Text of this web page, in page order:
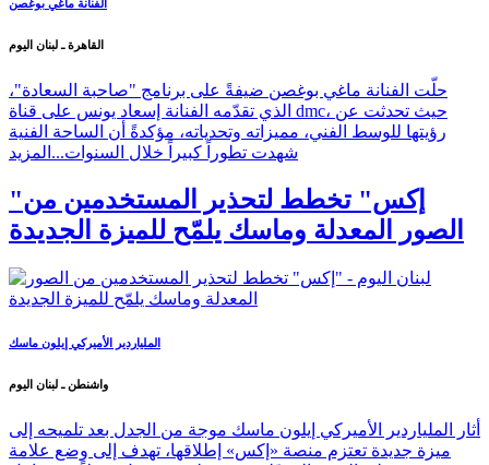
الفنانة ماغي بوغصن
القاهرة ـ لبنان اليوم
حلّت الفنانة ماغي بوغصن ضيفةً على برنامج "صاحبة السعادة"،
الذي تقدّمه الفنانة إسعاد يونس على قناة dmc، حيث تحدثت عن
شهدت تطوراً كبيراً خلال السنوات...المزيد
"إكس" تخطط لتحذير المستخدمين من
الصور المعدلة وماسك يلمّح للميزة الجديدة
الملياردير الأميركي إيلون ماسك
واشنطن ـ لبنان اليوم